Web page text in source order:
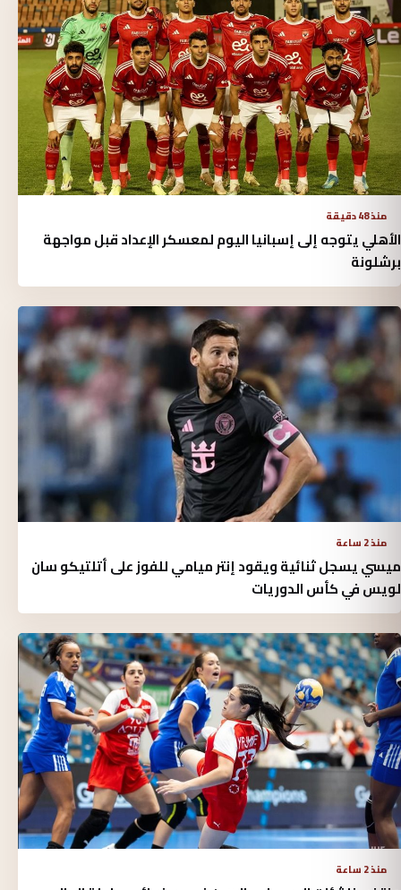
منذ 48 دقيقة
الأهلي يتوجه إلى إسبانيا اليوم لمعسكر الإعداد قبل مواجهة
برشلونة
منذ 2 ساعة
ميسي يسجل ثنائية ويقود إنتر ميامي للفوز على أتلتيكو سان
لويس في كأس الدوريات
منذ 2 ساعة